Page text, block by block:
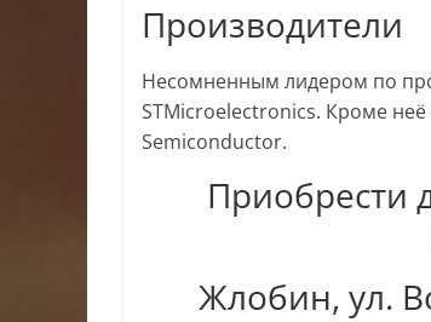
Производители
Несомненным лидером по
STMicroelectronics. Кроме
Semiconductor.
Приобрести
Жлобин, ул.